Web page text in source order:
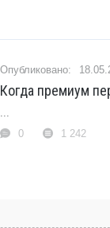
Когда премиум
...
0
1 242